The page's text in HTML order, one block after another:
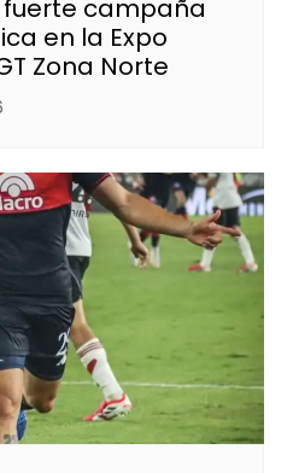
campaña
en la Expo
Zona Norte